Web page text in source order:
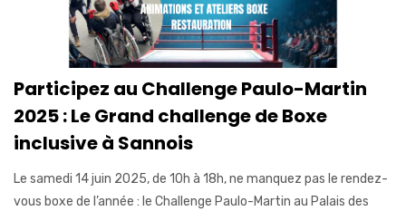
Participez au Challenge Paulo-Martin
2025 : Le Grand challenge de Boxe
inclusive à Sannois
Le samedi 14 juin 2025, de 10h à 18h, ne manquez pas le rendez-
vous boxe de l’année : le Challenge Paulo-Martin au Palais des